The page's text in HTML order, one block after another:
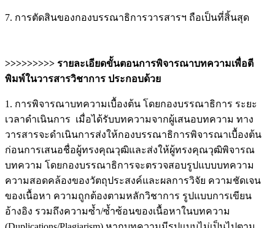
7. การตัดสินของกองบรรณาธิการวารสารฯ ถือเป็นที่สิ้นสุด
>>>>>>>>> รายละเอียดขั้นตอนการพิจารณาบทความเพื่อตี
พิมพ์ในวารสารวิชาการ ประกอบด้วย
1. การพิจารณาบทความเบื้องต้น โดยกองบรรณาธิการ ระยะ
เวลาดำเนินการ เมื่อได้รับบทความจากผู้เสนอบทความ ทาง
วารสารจะดำเนินการส่งให้กองบรรณาธิการพิจารณาเบื้องต้น
ก่อนการเสนอชื่อผู้ทรงคุณวุฒิและส่งให้ผู้ทรงคุณวุฒิพิจารณ
บทความ โดยกองบรรณาธิการจะตรวจสอบรูปแบบบทความ
ความสอดคล้องของวัตถุประสงค์และผลการวิจัย ความชัดเจน
ของเนื้อหา ความถูกต้องตามหลักวิชาการ รูปแบบการเขียน
อ้างอิง รวมถึงความซ้ำ/ซ้ำซ้อนของเนื้อหาในบทความ